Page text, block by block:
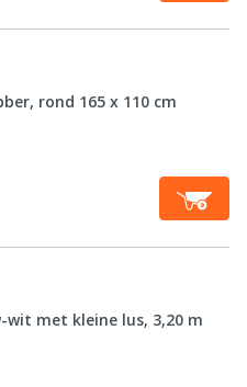
rond 165 x 110 cm
wit met kleine lus, 3,20 m